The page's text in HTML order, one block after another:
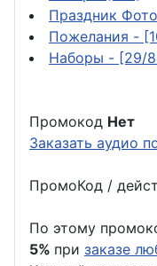
Праздник Фото
Пожелания -
Наборы - [29/
Промокод Нет
Заказать аудио
ПромоКод /
По этому
5% при заказе